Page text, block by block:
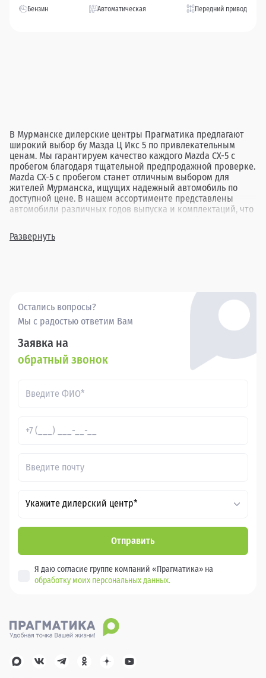
Бензин Автоматическая Передний привод
В Мурманске дилерские центры Прагматика предлагают
широкий выбор бу Мазда Ц Икс 5 по привлекательным
ценам. Мы гарантируем качество каждого Mazda CX-5 с
пробегом благодаря тщательной предпродажной проверке.
Mazda CX-5 с пробегом станет отличным выбором для
жителей Мурманска, ищущих надежный автомобиль по
доступной цене. В нашем ассортименте представлены
автомобили различных годов выпуска и комплектаций, что
свои нужды. Выбор подержанного Mazda CX-5 в Прагматика
в Мурманске — это возможность приобрести проверенный
Развернуть
Остались вопросы?
Мы с радостью ответим Вам
Заявка на
обратный звонок
Укажите дилерский центр*
Отправить
Я даю согласие группе компаний «Прагматика» на
обработку моих персональных данных.